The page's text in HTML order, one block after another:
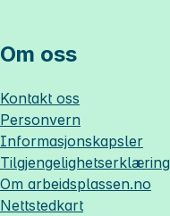
Om oss
Kontakt oss
Personvern
Informasjonskapsler
Tilgjengelighetserklæring
Om arbeidsplassen.no
Nettstedkart